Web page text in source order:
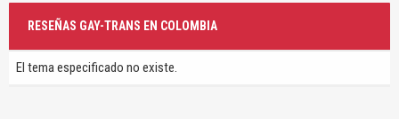
RESEÑAS GAY-TRANS EN COLOMBIA
El tema especificado no existe.